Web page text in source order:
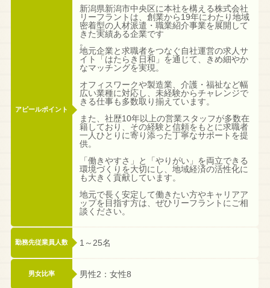
アピールポイント
新潟県新潟市中央区に本社を構える株式会社
リーフラントは、創業から19年にわたり地域
密着型の人材派遣・職業紹介事業を展開して
きた実績ある企業です
。
地元企業と求職者をつなぐ自社運営の求人サ
イト「はたらき日和」を通じて、きめ細やか
なマッチングを実現。
オフィスワークや製造業、介護・福祉など幅
広い業種に対応し、未経験からチャレンジで
きる仕事も多数取り揃えています。
また、社歴10年以上の営業スタッフが多数在
籍しており、その経験と信頼をもとに求職者
一人ひとりに寄り添った丁寧なサポートを提
供。
「働きやすさ」と「やりがい」を両立できる
環境づくりを大切にし、地域経済の活性化に
も大きく貢献しています。
地元で長く安定して働きたい方やキャリアア
ップを目指す方は、ぜひリーフラントにご相
談ください。
勤務先従業員人数 1～25名
男女比率 男性2：女性8